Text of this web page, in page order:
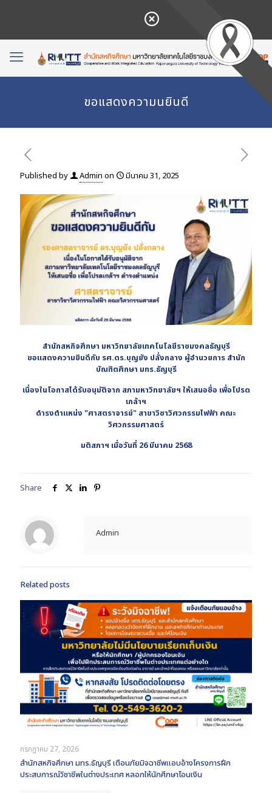
ขอแสดงความนยินดี
Published by Admin on มีนาคม 31, 2025
สำนักสหกิจศึกษา มหาวิทยาลัยเทคโนโลยีราชมงคลธัญบุรี
ขอแสดงความยินดีกับ รศ.ดร.บุญยัง ปลั่งกลาง ผู้อำนวยการ สำนัก
บัณฑิตศึกษา มทร.ธัญบุรี
เนื่องในโอกาสได้รับอนุมัติจาก สภามหาวิทยาลัยฯ ให้เสนอชื่อ เพื่อโปรด
เกล้าฯ
ดำรงตำแหน่ง "ศาสตราจารย์" สาขาวิชาวิศวกรรมไฟฟ้า คณะ
วิศวกรรมศาสตร์
มติสภาฯ เมื่อวันที่ 26 มีนาคม 2568
Share
Admin
Related posts
กรกฎาคม 27, 2026
สำนักสหกิจศึกษา มทร.ธัญบุรี เตือนภัยมิจฉาชีพแอบอ้างโครงการฝึก
ประสบการณ์วิชาชีพในต่างประเทศ หลอกให้นักศึกษาโอนเงิน